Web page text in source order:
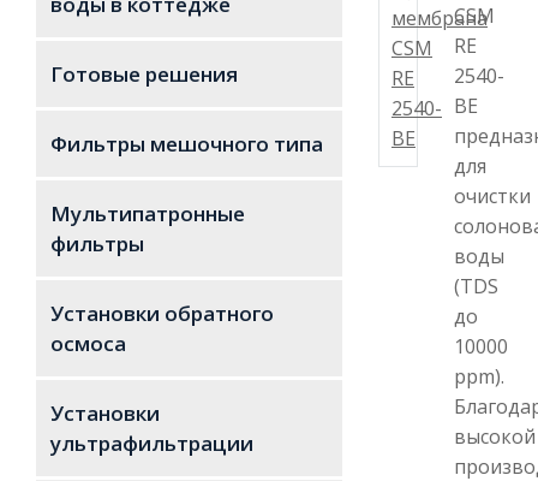
CSM
RE
2540-
BE
для
очистки
воды
(TDS
до
10000
ppm).
высокой
Готовые решения
Фильтры мешочного типа
Мультипатронные
фильтры
Установки обратного
осмоса
Установки
ультрафильтрации